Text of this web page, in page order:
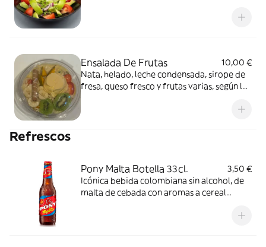
Ensalada De Frutas
10,00 €
Nata, helado, leche condensada, sirope de
fresa, queso fresco y frutas varias, según la
Refrescos
Pony Malta Botella 33cl.
3,50 €
Icónica bebida colombiana sin alcohol, de
malta de cebada con aromas a cereal